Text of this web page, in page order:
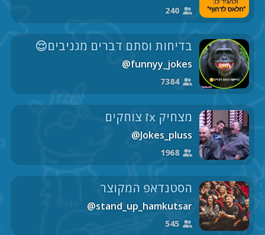
240
בדיחות וסתם דברים מגניבים😌
@funnyy_jokes
7384
מצחיק xז צוחקים
@Jokes_pluss
1968
הסטנדאפ המקוצר
@stand_up_hamkutsar
545